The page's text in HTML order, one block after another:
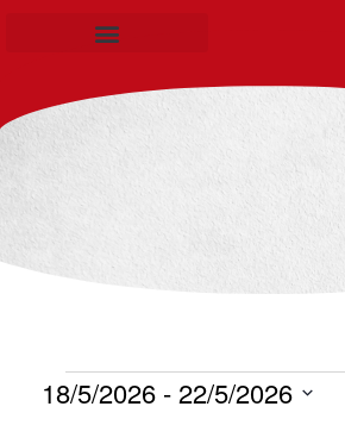
18/5/2026 - 22/5/2026